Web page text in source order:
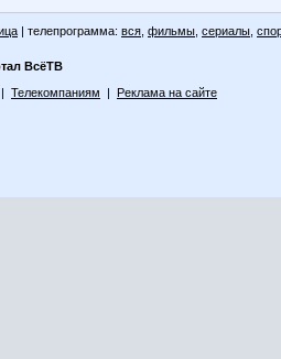
| телепрограмма: вся фильмы сериалы
ВсёТВ
| Телекомпаниям | Реклама на сайте